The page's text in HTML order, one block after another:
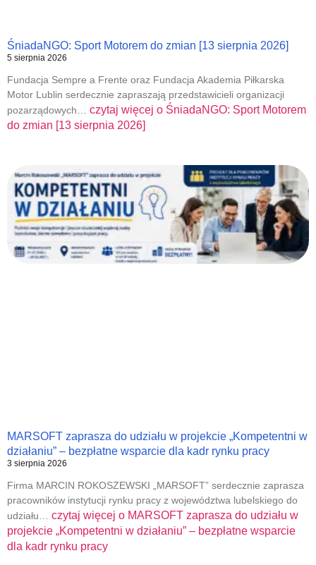
ŚniadaNGO: Sport Motorem do zmian [13 sierpnia 2026]
5 sierpnia 2026
Fundacja Sempre a Frente oraz Fundacja Akademia Piłkarska
Motor Lublin serdecznie zapraszają przedstawicieli organizacji
pozarządowych… czytaj więcej o ŚniadaNGO: Sport Motorem
do zmian [13 sierpnia 2026]
MARSOFT zaprasza do udziału w projekcie „Kompetentni w
działaniu” – bezpłatne wsparcie dla kadr rynku pracy
3 sierpnia 2026
Firma MARCIN ROKOSZEWSKI „MARSOFT” serdecznie zaprasza
pracowników instytucji rynku pracy z województwa lubelskiego do
udziału… czytaj więcej o MARSOFT zaprasza do udziału w
projekcie „Kompetentni w działaniu” – bezpłatne wsparcie
dla kadr rynku pracy